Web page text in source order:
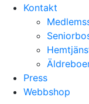
Kontakt
Press
Webbshop